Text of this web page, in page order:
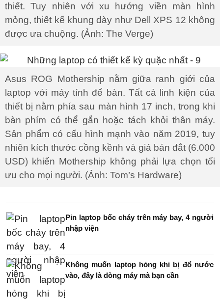
thiết. Tuy nhiên với xu hướng viền màn hình
mỏng, thiết kế khung dày như Dell XPS 12 không
được ưa chuộng. (Ảnh: The Verge)
Asus ROG Mothership nằm giữa ranh giới của
laptop với máy tính để bàn. Tất cả linh kiện của
thiết bị nằm phía sau màn hình 17 inch, trong khi
bàn phím có thể gắn hoặc tách khỏi thân máy.
Sản phẩm có cấu hình mạnh vào năm 2019, tuy
nhiên kích thước cồng kềnh và giá bán đắt (6.000
USD) khiến Mothership không phải lựa chọn tối
ưu cho mọi người. (Ảnh: Tom’s Hardware)
Pin laptop bốc cháy trên máy bay, 4 người
nhập viện
Không muốn laptop hỏng khi bị đổ nước
vào, đây là dòng máy mà bạn cần